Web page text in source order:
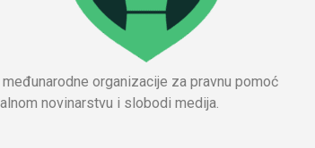
organizacije za pravnu pomoć
novinarstvu i slobodi medija.